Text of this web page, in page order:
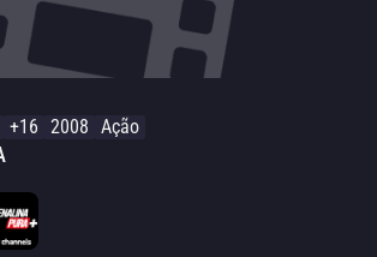
Apesar de não oferecer nada
de narrativa, "Herói" é um filme de
sua promessa de suspense e
"Herói" é obrigatório para os fãs do
escolha para uma noite de cinema
+16 2008 Ação